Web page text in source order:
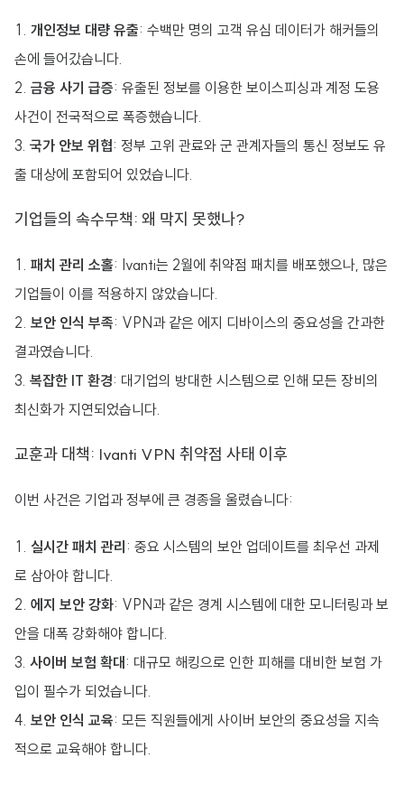
개인정보 대량 유출: 수백만 명의 고객 유심 데이터가 해커들의
손에 들어갔습니다.
금융 사기 급증: 유출된 정보를 이용한 보이스피싱과 계정 도용
사건이 전국적으로 폭증했습니다.
국가 안보 위협: 정부 고위 관료와 군 관계자들의 통신 정보도 유
출 대상에 포함되어 있었습니다.
기업들의 속수무책: 왜 막지 못했나?
패치 관리 소홀: Ivanti는 2월에 취약점 패치를 배포했으나, 많은
기업들이 이를 적용하지 않았습니다.
보안 인식 부족: VPN과 같은 에지 디바이스의 중요성을 간과한
결과였습니다.
복잡한 IT 환경: 대기업의 방대한 시스템으로 인해 모든 장비의
최신화가 지연되었습니다.
교훈과 대책: Ivanti VPN 취약점 사태 이후
이번 사건은 기업과 정부에 큰 경종을 울렸습니다:
실시간 패치 관리 : 중요 시스템의 보안 업데이트를 최우선 과제
로 삼아야 합니다.
에지 보안 강화: VPN과 같은 경계 시스템에 대한 모니터링과 보
안을 대폭 강화해야 합니다.
사이버 보험 확대 : 대규모 해킹으로 인한 피해를 대비한 보험 가
입이 필수가 되었습니다.
보안 인식 교육: 모든 직원들에게 사이버 보안의 중요성을 지속
적으로 교육해야 합니다.